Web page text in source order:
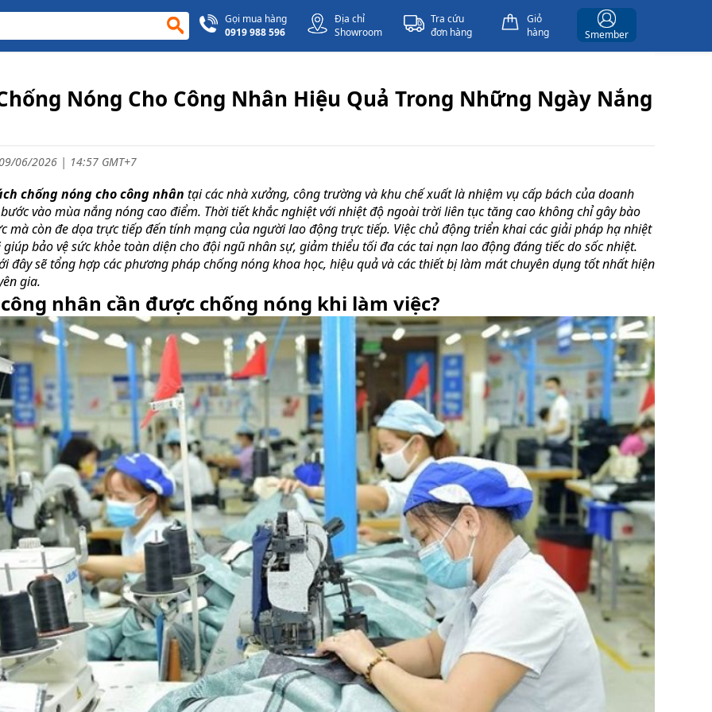
Gọi mua hàng
0919 988 596
Địa chỉ
Showroom
Tra cứu
đơn hàng
Giỏ
hàng
Smember
Nóng Cho Công Nhân Hiệu Quả Trong Những Ngày Nắng
06/2026 | 14:57 GMT+7
chống nóng cho công nhân tại các nhà xưởng, công trường và khu chế xuất là nhiệm vụ cấp bách của doanh
vào mùa nắng nóng cao điểm. Thời tiết khắc nghiệt với nhiệt độ ngoài trời liên tục tăng cao không chỉ gây bào
mà còn đe dọa trực tiếp đến tính mạng của người lao động trực tiếp. Việc chủ động triển khai các giải pháp hạ nhiệt
giúp bảo vệ sức khỏe toàn diện cho đội ngũ nhân sự, giảm thiểu tối đa các tai nạn lao động đáng tiếc do sốc nhiệt.
đây sẽ tổng hợp các phương pháp chống nóng khoa học, hiệu quả và các thiết bị làm mát chuyên dụng tốt nhất hiện
gia.
nhân cần được chống nóng khi làm việc?